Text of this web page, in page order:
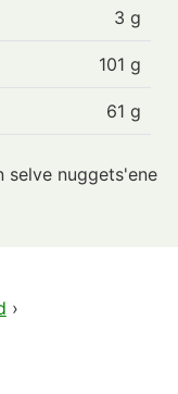
3 g
101 g
61 g
nuggets'ene
›